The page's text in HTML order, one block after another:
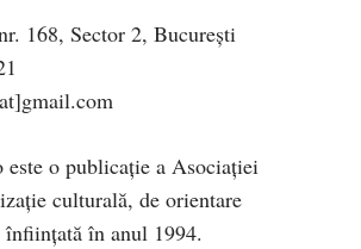
168, Sector 2, București
este o publicaţie a Asociaţiei
culturală, de orientare
înfiinţată în anul 1994.